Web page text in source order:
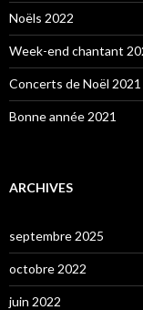
Noëls 2022
Week-end chantant
Concerts de Noël 2021
Bonne année 2021
ARCHIVES
septembre 2025
octobre 2022
juin 2022